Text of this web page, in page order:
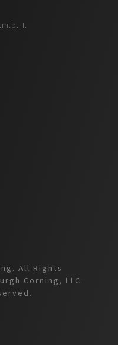
All Rights
Corning, LLC.